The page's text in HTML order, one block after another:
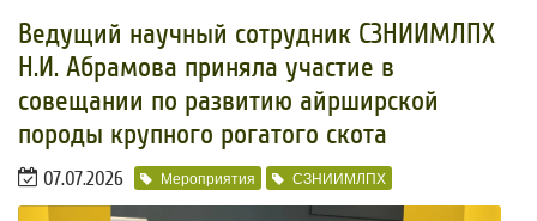
​Ведущий научный сотрудник СЗНИИМЛПХ
Н.И. Абрамова приняла участие в
совещании по развитию айрширской
породы крупного рогатого скота
07.07.2026 Мероприятия СЗНИИМЛПХ